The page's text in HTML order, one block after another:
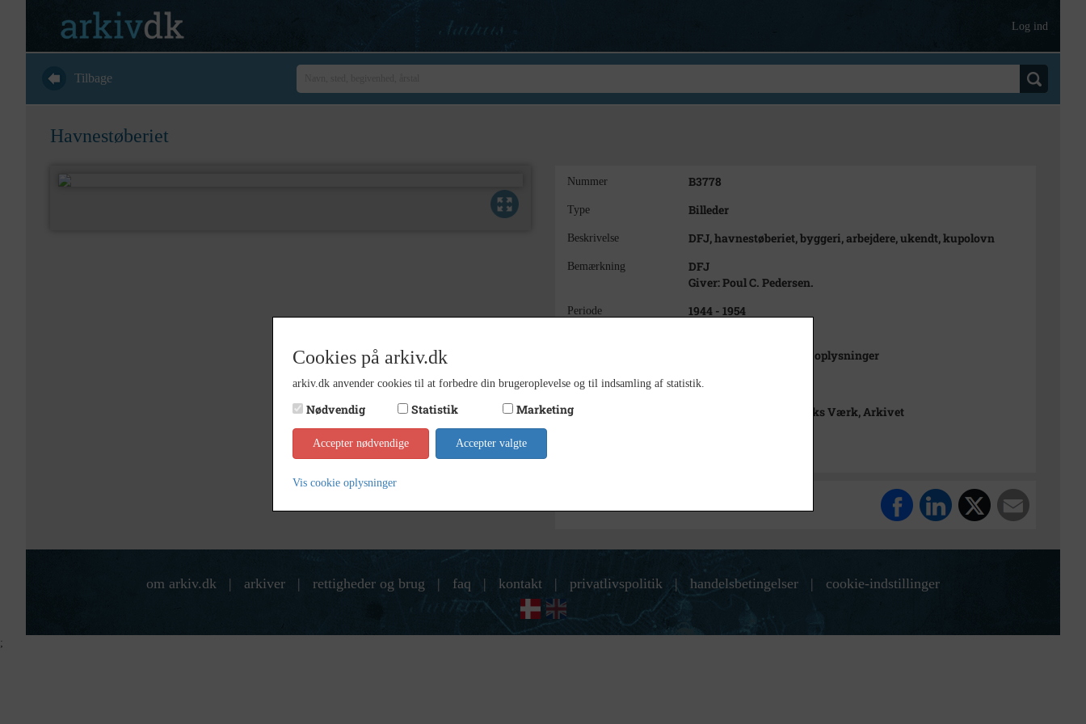
Log ind
Tilbage
Havnestøberiet
Nummer B3778
Type Billeder
Beskrivelse DFJ, havnestøberiet, byggeri, arbejdere, ukendt, kupolovn
Bemærkning
DFJ
Giver: Poul C. Pedersen.
Periode 1944 - 1954
Datering beror på giver oplysninger
Fotograf Ukendt
Arkiv Industrimuseet Frederiks Værk, Arkivet
om arkiv.dk | arkiver | rettigheder og brug | faq | kontakt | privatlivspolitik | handelsbetingelser | cookie-indstillinger
Cookies på arkiv.dk
arkiv.dk anvender cookies til at forbedre din brugeroplevelse og til indsamling af statistik.
Nødvendig Statistik Marketing
Accepter nødvendige Accepter valgte
Vis cookie oplysninger
;